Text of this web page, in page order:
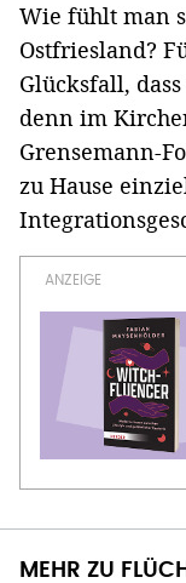
Wie fühlt man
Ostfriesland?
Glücksfall,
denn im
Grensemann-
zu Hause
MEHR ZU